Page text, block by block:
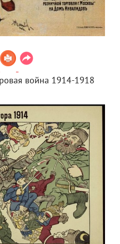
война 1914-1918